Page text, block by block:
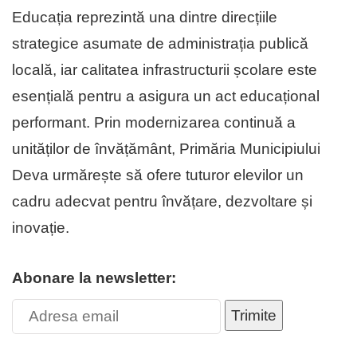
Educația reprezintă una dintre direc­țiile
strategice asumate de admi­nis­trația publică
locală, iar calitatea in­fra­structurii școlare este
esențială pentru a asigura un act educațional
performant. Prin modernizarea continuă a
unităților de învățământ, Primăria Municipiului
Deva urmărește să ofere tuturor elevilor un
cadru adecvat pentru învățare, dez­voltare și
inovație.
Abonare la newsletter:
Trimite